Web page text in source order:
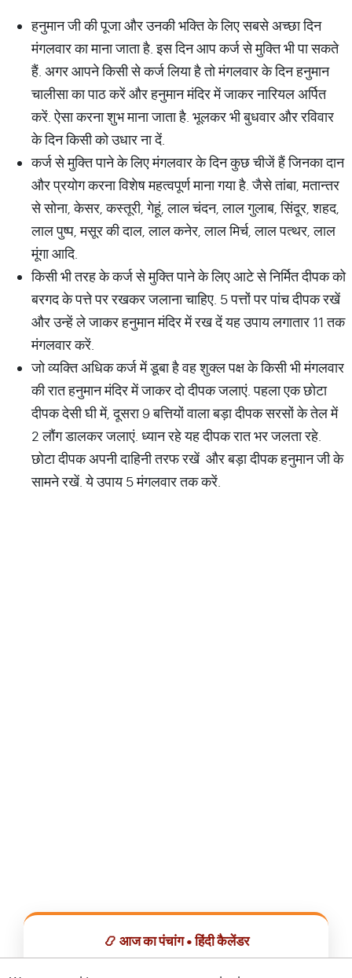
हनुमान जी की पूजा और उनकी भक्ति के लिए सबसे अच्छा दिन
मंगलवार का माना जाता है. इस दिन आप कर्ज से मुक्ति भी पा सकते
हैं. अगर आपने किसी से कर्ज लिया है तो मंगलवार के दिन हनुमान
चालीसा का पाठ करें और हनुमान मंदिर में जाकर नारियल अर्पित
करें. ऐसा करना शुभ माना जाता है. भूलकर भी बुधवार और रविवार
के दिन किसी को उधार ना दें.
कर्ज से मुक्ति पाने के लिए मंगलवार के दिन कुछ चीजें हैं जिनका दान
और प्रयोग करना विशेष महत्वपूर्ण माना गया है. जैसे तांबा, मतान्तर
से सोना, केसर, कस्तूरी, गेहूं, लाल चंदन, लाल गुलाब, सिंदूर, शहद,
लाल पुष्प, मसूर की दाल, लाल कनेर, लाल मिर्च, लाल पत्थर, लाल
मूंगा आदि.
किसी भी तरह के कर्ज से मुक्ति पाने के लिए आटे से निर्मित दीपक को
बरगद के पत्ते पर रखकर जलाना चाहिए. 5 पत्तों पर पांच दीपक रखें
और उन्हें ले जाकर हनुमान मंदिर में रख दें यह उपाय लगातार 11 तक
मंगलवार करें.
जो व्यक्ति अधिक कर्ज में डूबा है वह शुक्ल पक्ष के किसी भी मंगलवार
की रात हनुमान मंदिर में जाकर दो दीपक जलाएं. पहला एक छोटा
दीपक देसी घी में, दूसरा 9 बत्तियों वाला बड़ा दीपक सरसों के तेल में
2 लौंग डालकर जलाएं. ध्यान रहे यह दीपक रात भर जलता रहे.
छोटा दीपक अपनी दाहिनी तरफ रखें और बड़ा दीपक हनुमान जी के
सामने रखें. ये उपाय 5 मंगलवार तक करें.
📿 आज का पंचांग • हिंदी कैलेंडर